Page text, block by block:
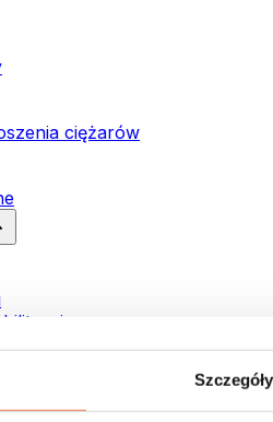
Szczegóły
ciężarów